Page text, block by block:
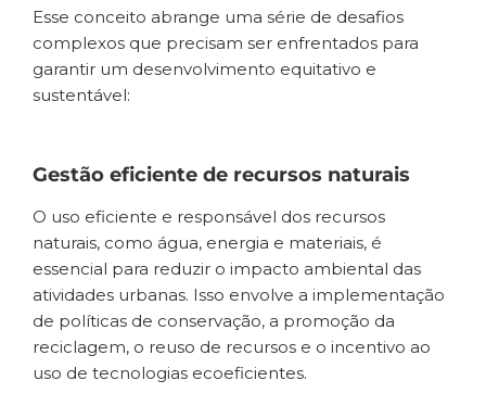
Esse conceito abrange uma série de desafios
complexos que precisam ser enfrentados para
garantir um desenvolvimento equitativo e
sustentável:
Gestão eficiente de recursos naturais
O uso eficiente e responsável dos recursos
naturais, como água, energia e materiais, é
essencial para reduzir o impacto ambiental das
atividades urbanas. Isso envolve a implementação
de políticas de conservação, a promoção da
reciclagem, o reuso de recursos e o incentivo ao
uso de tecnologias ecoeficientes.